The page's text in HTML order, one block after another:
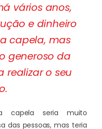
vários anos,
e dinheiro
capela, mas
generoso da
realizar o seu
capela seria muito
das pessoas, mas teria